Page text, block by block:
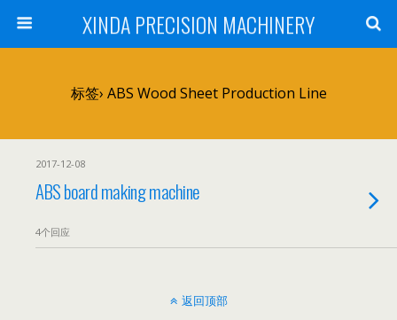
XINDA PRECISION MACHINERY
标签› ABS Wood Sheet Production Line
2017-12-08
ABS board making machine
4个回应
返回顶部